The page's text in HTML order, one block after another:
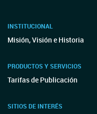
INSTITUCIONAL
Misión, Visión e Historia
PRODUCTOS Y SERVICIOS
Tarifas de Publicación
SITIOS DE INTERÉS